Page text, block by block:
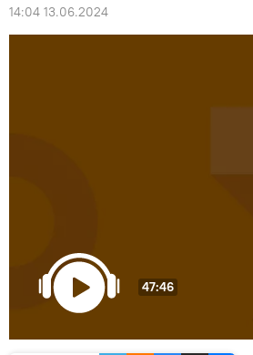
14:04 13.06.2024
47:46